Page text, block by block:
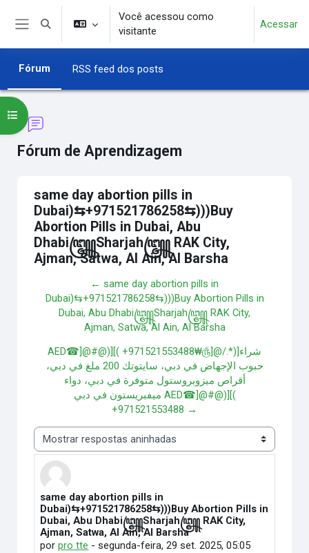
Ir para o conteúdo principal
Alternar entrada de pesquisa
Você acessou como
visitante
Acessar
Fórum RSS feed dos posts
Fórum de Aprendizagem
Abrir índice do curso
same day abortion pills in
Dubai)⇆+971521786258⇆)))Buy
Abortion Pills in Dubai, Abu
Dhabi꧅Sharjah꧅ RAK City,
Ajman, Satwa, Al Ain, Al Barsha
← same day abortion pills in
Dubai)⇆+971521786258⇆)))Buy Abortion Pills in
Dubai, Abu Dhabi꧅Sharjah꧅ RAK City,
Ajman, Satwa, Al Ain, Al Barsha
AED☎]@#@)][( +971521553488₩௹]@/.*)]شراء
حبوب الإجهاض في دبي، سايتوتك 200 ملغ في دبي،
أقراص ميزوبروستول متوفرة في دبي، دواء
ميفبريستون في دبي AED☎]@#@)][(
+971521553488 →
Modo de visualização
same day abortion pills in
Dubai)⇆+971521786258⇆)))Buy Abortion Pills in
Dubai, Abu Dhabi꧅Sharjah꧅ RAK City,
Ajman, Satwa, Al Ain, Al Barsha
porpro tte -segunda-feira, 29 set. 2025, 05:05
Número de respostas: 0